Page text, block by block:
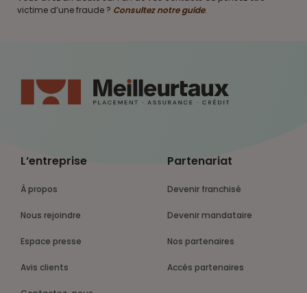
victime d’une fraude ? Consultez notre guide.
L’entreprise
À propos
Nous rejoindre
Espace presse
Avis clients
Partenariat
Devenir franchisé
Devenir mandataire
Nos partenaires
Accès partenaires